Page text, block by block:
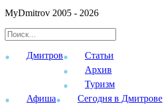
MyDmitrov 2005 - 2026
Дмитров
Статьи
Архив
Туризм
Афиша
Сегодня в Дмитрове